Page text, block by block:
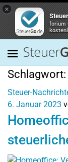
×
forium
Schlagwort:
Steuer-
6. Januar 2023